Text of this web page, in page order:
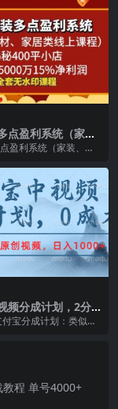
点盈利系统（家
家居类线上课
净利润
盈利系统（家装、建
500...
频分成计划，2分
视频，轻松日入10
宝分成计划：类似于
程 单号4000+